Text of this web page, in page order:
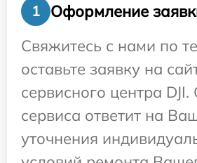
1
Оформление
Свяжитесь с нами по
оставьте заявку на
сервисного центра
сервиса ответит на
уточнения